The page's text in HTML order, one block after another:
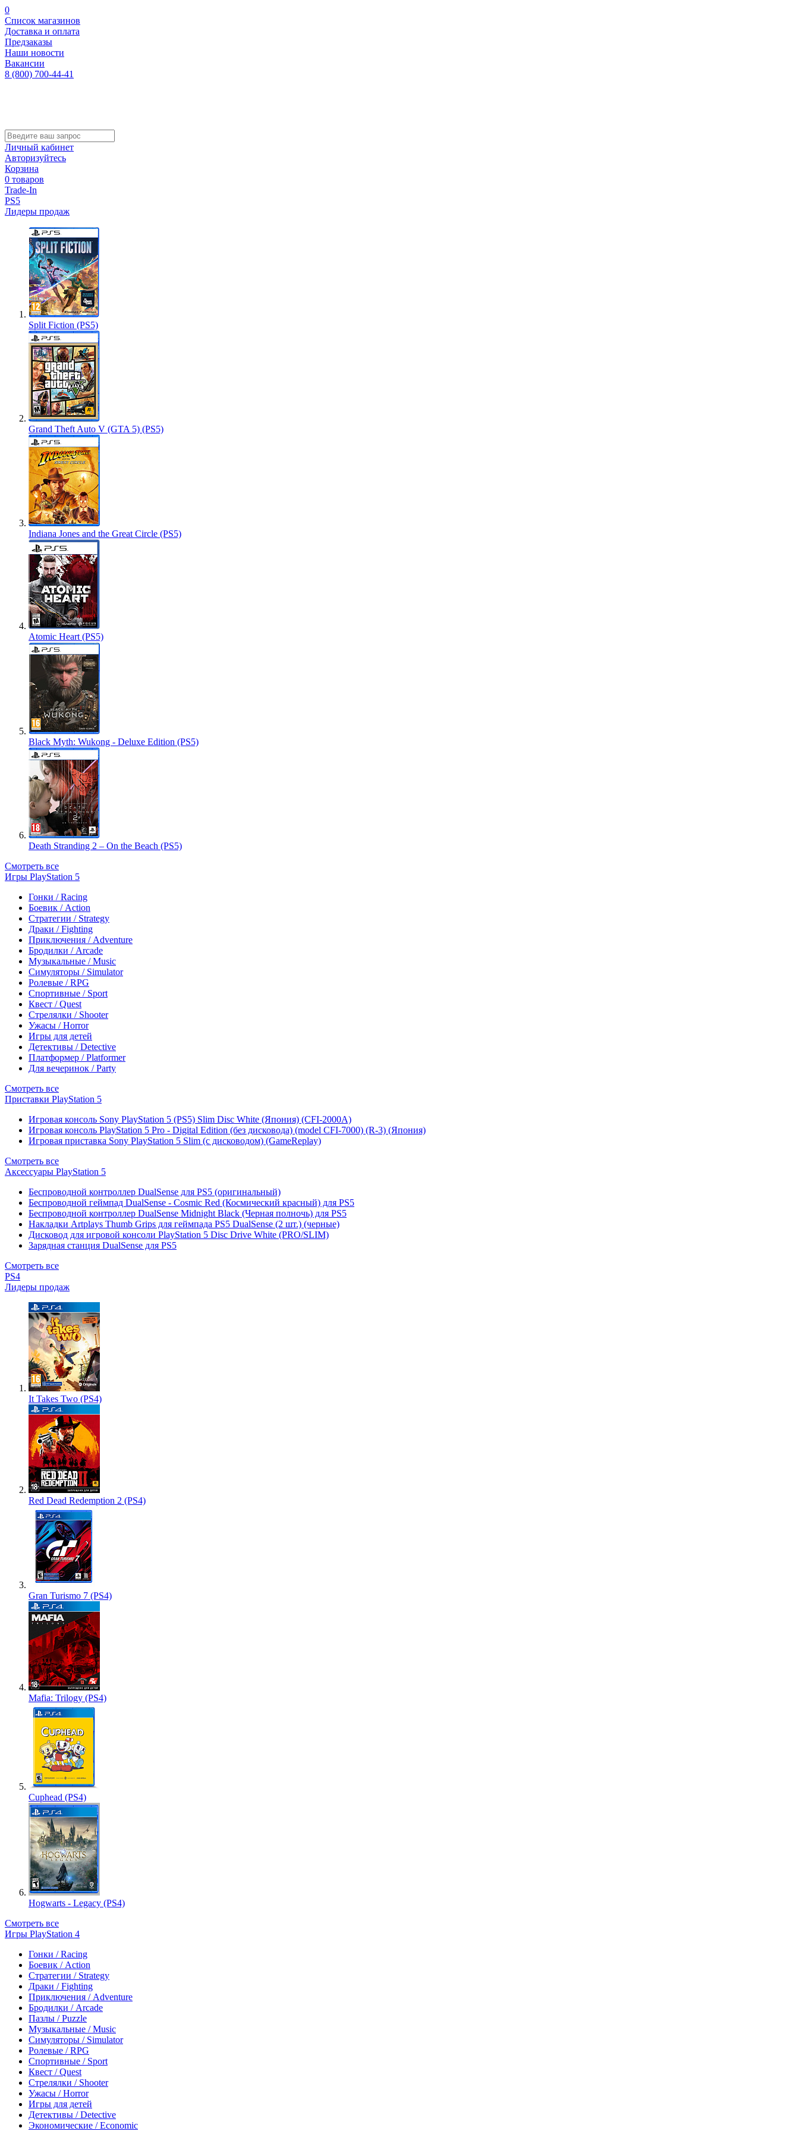
0
Список магазинов
Доставка и оплата
Предзаказы
Наши новости
Вакансии
8 (800) 700-44-41
Личный кабинет
Авторизуйтесь
Корзина
0 товаров
Trade-In
PS5
Лидеры продаж
Split Fiction (PS5)
Grand Theft Auto V (GTA 5) (PS5)
Indiana Jones and the Great Circle (PS5)
Atomic Heart (PS5)
Black Myth: Wukong - Deluxe Edition (PS5)
Death Stranding 2 – On the Beach (PS5)
Смотреть все
Игры PlayStation 5
Гонки / Racing
Боевик / Action
Стратегии / Strategy
Драки / Fighting
Приключения / Adventure
Бродилки / Arcade
Музыкальные / Music
Симуляторы / Simulator
Ролевые / RPG
Спортивные / Sport
Квест / Quest
Стрелялки / Shooter
Ужасы / Horror
Игры для детей
Детективы / Detective
Платформер / Platformer
Для вечеринок / Party
Смотреть все
Приставки PlayStation 5
Игровая консоль Sony PlayStation 5 (PS5) Slim Disc White (Япония) (CFI-2000A)
Игровая консоль PlayStation 5 Pro - Digital Edition (без дисковода) (model CFI-7000) (R-3) (Япония)
Игровая приставка Sony PlayStation 5 Slim (с дисководом) (GameReplay)
Смотреть все
Аксессуары PlayStation 5
Беспроводной контроллер DualSense для PS5 (оригинальный)
Беспроводной геймпад DualSense - Cosmic Red (Космический красный) для PS5
Беспроводной контроллер DualSense Midnight Black (Черная полночь) для PS5
Накладки Artplays Thumb Grips для геймпада PS5 DualSense (2 шт.) (черные)
Дисковод для игровой консоли PlayStation 5 Disc Drive White (PRO/SLIM)
Зарядная станция DualSense для PS5
Смотреть все
PS4
Лидеры продаж
It Takes Two (PS4)
Red Dead Redemption 2 (PS4)
Gran Turismo 7 (PS4)
Mafia: Trilogy (PS4)
Cuphead (PS4)
Hogwarts - Legacy (PS4)
Смотреть все
Игры PlayStation 4
Гонки / Racing
Боевик / Action
Стратегии / Strategy
Драки / Fighting
Приключения / Adventure
Бродилки / Arcade
Пазлы / Puzzle
Музыкальные / Music
Симуляторы / Simulator
Ролевые / RPG
Спортивные / Sport
Квест / Quest
Стрелялки / Shooter
Ужасы / Horror
Игры для детей
Детективы / Detective
Экономические / Economic